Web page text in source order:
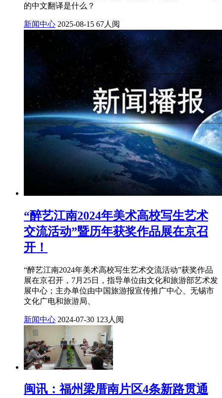
的中文翻译是什么？
新闻中心 2025-08-15 67人阅
“醉艺江南2024年美术高校写生艺术
交流活动”暨历年获奖作品展在京召
开！
“醉艺江南2024年美术高校写生艺术交流活动”获奖作品
展在京召开，7月25日，指导单位由文化和旅游部艺术发
展中心；主办单位由中国旅游报宣传推广中心、无锡市
文化广电和旅游局、
新闻中心 2024-07-30 123人阅
闽讯：福州梁厝南片区4条新路贯通